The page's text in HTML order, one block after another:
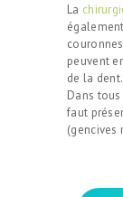
La
peuvent
de la dent.
Dans
faut
(gencives